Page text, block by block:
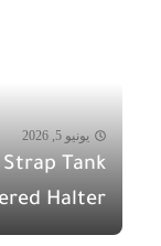
يونيو 5, 2026
Tank
Halter...